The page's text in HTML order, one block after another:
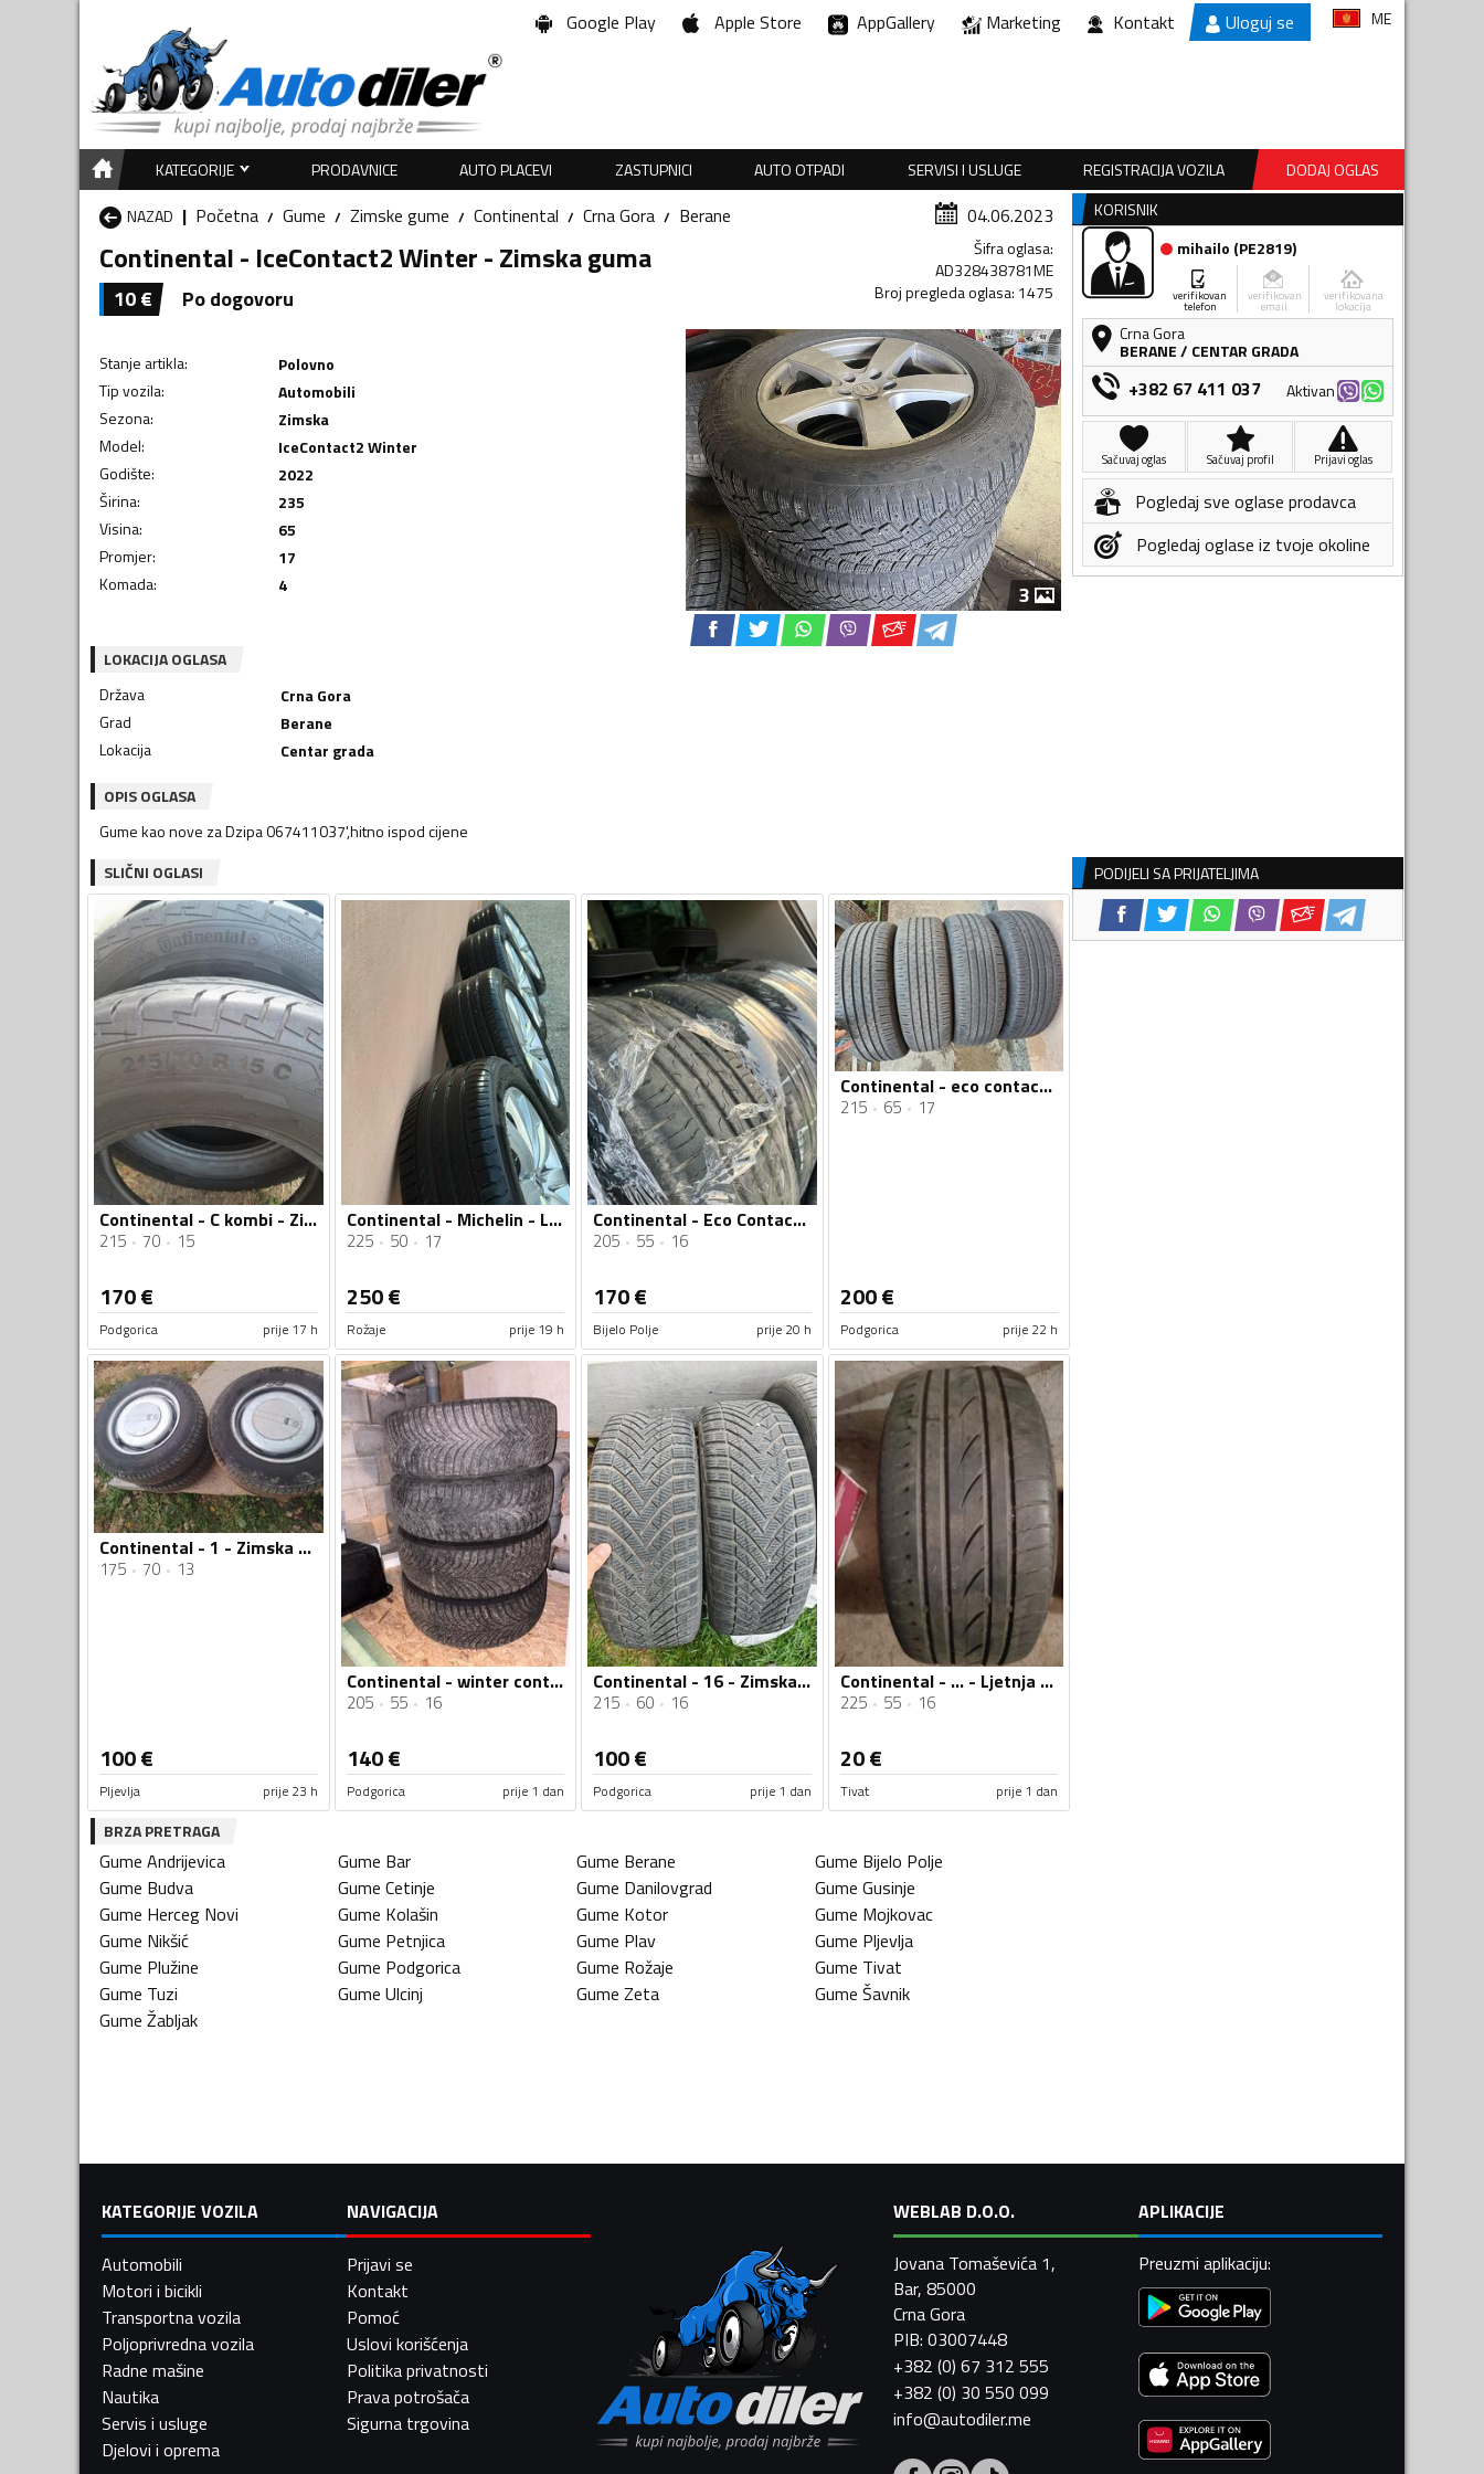
Google Play Apple Store AppGallery Marketing Kontakt Uloguj se ME
KATEGORIJE PRODAVNICE AUTO PLACEVI ZASTUPNICI AUTO OTPADI SERVISI I USLUGE REGISTRACIJA VOZILA
DODAJ OGLAS
NAZAD
Početna Gume Zimske gume Continental Crna Gora Berane 04.06.2023
Continental - IceContact2 Winter - Zimska guma
10€ Po dogovoru
Šifra oglasa:
AD328438781ME
Broj pregleda oglasa: 1475
Stanje artikla:
Polovno
Tip vozila:
Automobili
Sezona:
Zimska
Model:
IceContact2 Winter
Godište:
2022
Širina:
235
Visina:
65
Promjer:
17
Komada: 4 3
LOKACIJA OGLASA
Država
Crna Gora
Grad
Berane
Lokacija
Centar grada
OPIS OGLASA
Gume kao nove za Dzipa 067411037',hitno ispod cijene
SLIČNI OGLASI
Continental - C kombi - Zimska guma
215 70 15
170€
Podgorica prije 17 h
Continental - Michelin - Ljetnja guma
225 50 17
250€
Rožaje prije 19 h
Continental - Eco Contact 6 - Ljetnja guma
205 55 16
170€
Bijelo Polje prije 20 h
Continental - eco contact 6 - Ljetnja guma
215 65 17
200€
Podgorica prije 22 h
Continental - 1 - Zimska guma
175 70 13
100€
Pljevlja prije 23 h
Continental - winter contact - Univerzalna guma
205 55 16
140€
Podgorica prije 1 dan
Continental - 16 - Zimska guma
215 60 16
100€
Podgorica prije 1 dan
Continental - ... - Ljetnja guma
225 55 16
20€
Tivat prije 1 dan
BRZA PRETRAGA
Gume Andrijevica Gume Bar Gume Berane Gume Bijelo Polje
Gume Budva Gume Cetinje Gume Danilovgrad Gume Gusinje
Gume Herceg Novi Gume Kolašin Gume Kotor Gume Mojkovac
Gume Nikšić Gume Petnjica Gume Plav Gume Pljevlja
Gume Plužine Gume Podgorica Gume Rožaje Gume Tivat
Gume Tuzi Gume Ulcinj Gume Zeta Gume Šavnik
Gume Žabljak
KORISNIK
mihailo (PE2819)
verifikovan
telefon
verifikovan
email
verifikovana
lokacija
Crna Gora
BERANE/ CENTAR GRADA
+382 67 411 037 Aktivan
Sačuvaj oglas Sačuvaj profil Prijavi oglas
Pogledaj sve oglase prodavca
Pogledaj oglase iz tvoje okoline
PODIJELI SA PRIJATELJIMA
KATEGORIJE VOZILA
Automobili
Motori i bicikli
Transportna vozila
Poljoprivredna vozila
Radne mašine
Nautika
Servis i usluge
Djelovi i oprema
NAVIGACIJA
Prijavi se
Kontakt
Pomoć
Uslovi korišćenja
Politika privatnosti
Prava potrošača
Sigurna trgovina
WEBLAB D.O.O.
Jovana Tomaševića 1,
Bar, 85000
Crna Gora
PIB: 03007448
+382 (0) 67 312 555
+382 (0) 30 550 099
info@autodiler.me
APLIKACIJE
Preuzmi aplikaciju: